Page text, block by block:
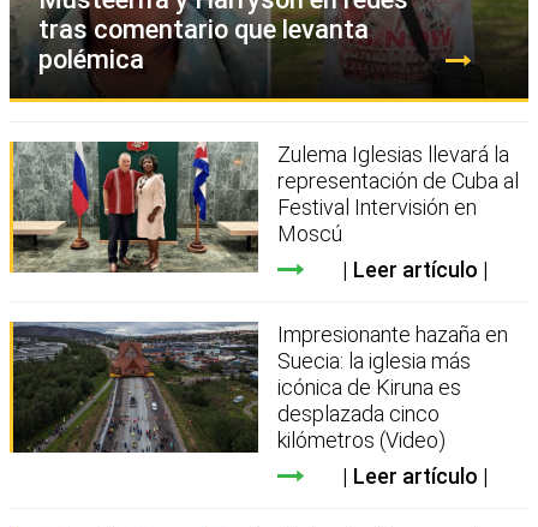
tras comentario que levanta
polémica
Zulema Iglesias llevará la
representación de Cuba al
Festival Intervisión en
Moscú
Leer artículo
Impresionante hazaña en
Suecia: la iglesia más
icónica de Kiruna es
desplazada cinco
kilómetros (Video)
Leer artículo